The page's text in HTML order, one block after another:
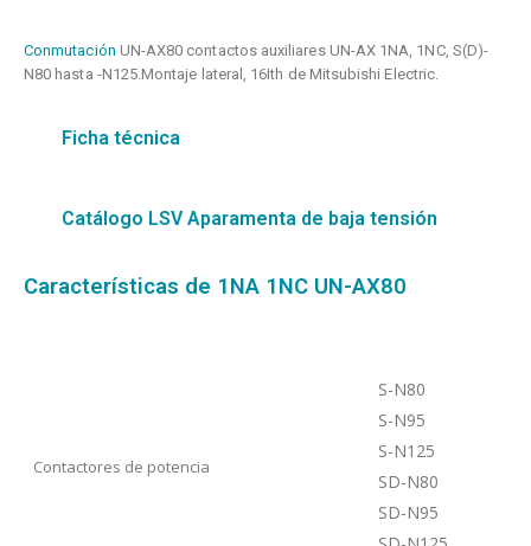
Conmutación UN-AX80 contactos auxiliares UN-AX 1NA, 1NC, S(D)-
N80 hasta -N125.Montaje lateral, 16Ith de Mitsubishi Electric.
Ficha técnica
Catálogo LSV Aparamenta de baja tensión
Características de 1NA 1NC UN-AX80
Contactores de potencia
S-N80
S-N95
S-N125
SD-N80
SD-N95